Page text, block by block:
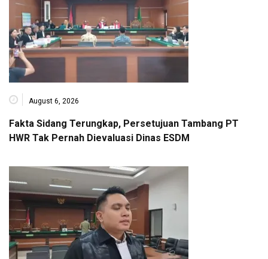
August 6, 2026
Fakta Sidang Terungkap, Persetujuan Tambang PT
HWR Tak Pernah Dievaluasi Dinas ESDM